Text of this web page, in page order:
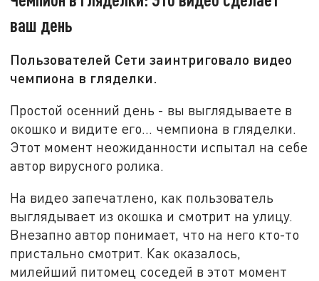
ваш день
Пользователей Сети заинтриговало видео
чемпиона в гляделки.
Простой осенний день - вы выглядываете в
окошко и видите его... чемпиона в гляделки.
Этот момент неожиданности испытал на себе
автор вирусного ролика.
На видео запечатлено, как пользователь
выглядывает из окошка и смотрит на улицу.
Внезапно автор понимает, что на него кто-то
пристально смотрит. Как оказалось,
милейший питомец соседей в этот момент